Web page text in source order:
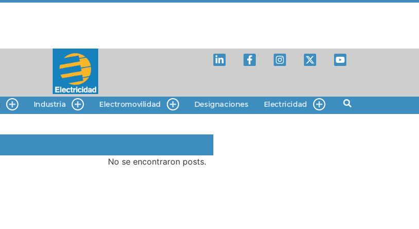
Industria Electromovilidad Designaciones Electricidad
No se encontraron posts.